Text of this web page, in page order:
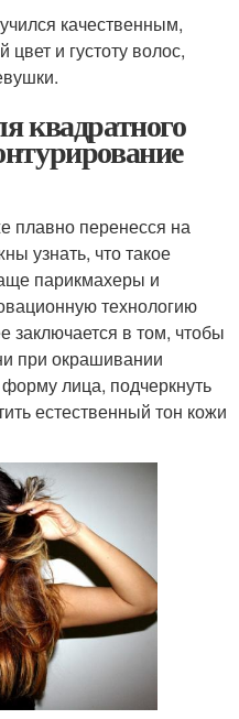
качественным,
и густоту волос,
квадратного
плавно перенесся на
узнать, что такое
парикмахеры и
технологию
в том, чтобы
при окрашивании
лица, подчеркнуть
естественный тон кожи